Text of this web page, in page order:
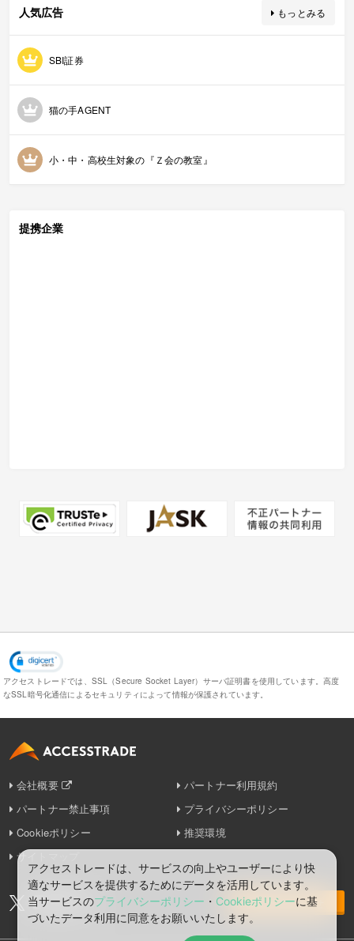
人気広告 もっとみる
SBI証券
猫の手AGENT
小・中・高校生対象の『Ｚ会の教室』
提携企業
アクセストレードでは、SSL（Secure Socket Layer）サーバ証明書を使用しています。高度
なSSL暗号化通信によるセキュリティによって情報が保護されています。
会社概要
パートナー利用規約
パートナー禁止事項
プライバシーポリシー
Cookieポリシー
推奨環境
サイトマップ
お問い合わせ
アクセストレードは、サービスの向上やユーザーにより快
適なサービスを提供するためにデータを活用しています。
当サービスのプライバシーポリシー ・ Cookieポリシーに基
づいたデータ利⽤に同意をお願いいたします。